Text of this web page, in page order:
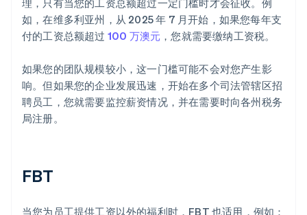
理，只有当您的工资总额超过一定门槛时才会征收。例
如，在维多利亚州，从 2025 年 7 月开始，如果您每年支
付的工资总额超过 100 万澳元 ，您就需要缴纳工资税。
如果您的团队规模较小，这一门槛可能不会对您产生影
响。但如果您的企业发展迅速，开始在多个司法管辖区招
聘员工，您就需要监控薪资情况，并在需要时向各州税务
局注册。
FBT
当您为员工提供工资以外的福利时，FBT 也适用，例如：